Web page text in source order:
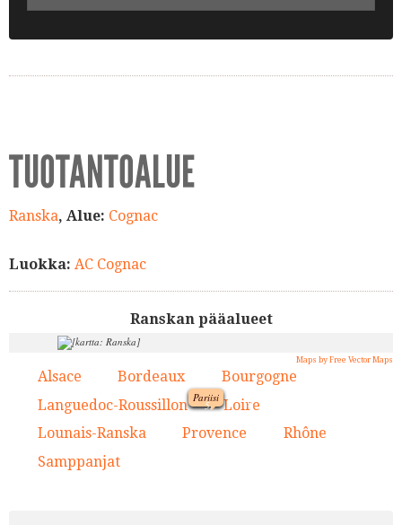
TUOTANTOALUE
Ranska, Alue: Cognac
Luokka: AC Cognac
Ranskan pääalueet
Pariisi
1.
9.
Maps by Free Vector Maps
Alsace Bordeaux Bourgogne
Languedoc-Roussillon 5. Loire
Lounais-Ranska Provence Rhône
Samppanjat